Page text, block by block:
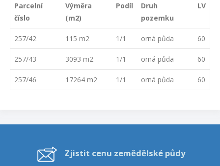
Parcelní
číslo
Výměra
(m2)
Podíl
Druh
pozemku
LV
257/42 115 m2 1/1 orná půda 60
257/43 3093 m2 1/1 orná půda 60
257/46 17264 m2 1/1 orná půda 60
Zjistit cenu zemědělské půdy